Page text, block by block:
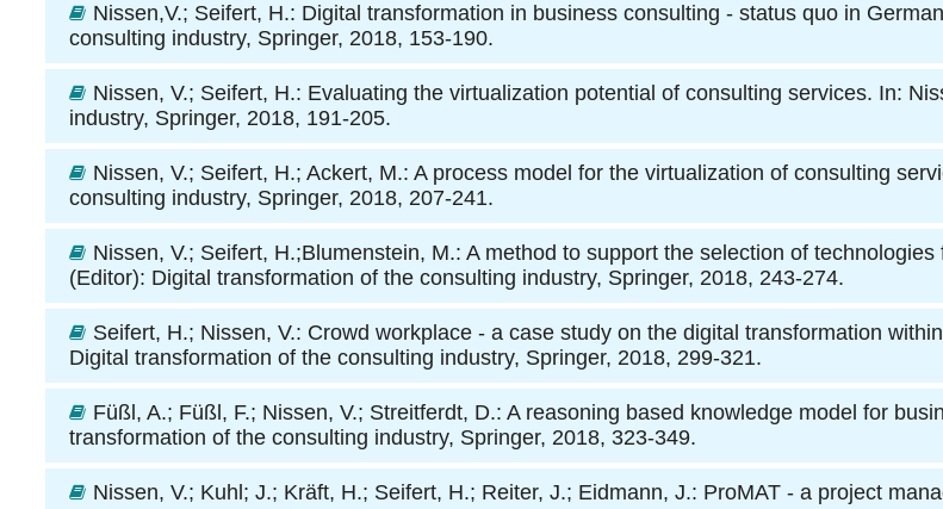
Nissen,V.; Seifert, H.: Digital transformation in business consulting - status quo in
consulting industry, Springer, 2018, 153-190.
Nissen, V.; Seifert, H.: Evaluating the virtualization potential of consulting services. In:
industry, Springer, 2018, 191-205.
Nissen, V.; Seifert, H.; Ackert, M.: A process model for the virtualization of consulting
consulting industry, Springer, 2018, 207-241.
Nissen, V.; Seifert, H.;Blumenstein, M.: A method to support the selection of
(Editor): Digital transformation of the consulting industry, Springer, 2018, 243-274.
Seifert, H.; Nissen, V.: Crowd workplace - a case study on the digital transformation
Digital transformation of the consulting industry, Springer, 2018, 299-321.
Füßl, A.; Füßl, F.; Nissen, V.; Streitferdt, D.: A reasoning based knowledge model for
transformation of the consulting industry, Springer, 2018, 323-349.
Nissen, V.; Kuhl; J.; Kräft, H.; Seifert, H.; Reiter, J.; Eidmann, J.: ProMAT - a project